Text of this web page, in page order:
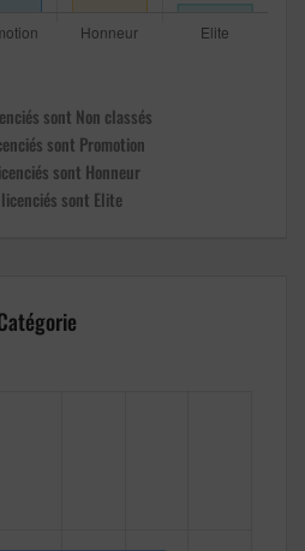
sont Non classés
sont Promotion
sont Honneur
sont Elite